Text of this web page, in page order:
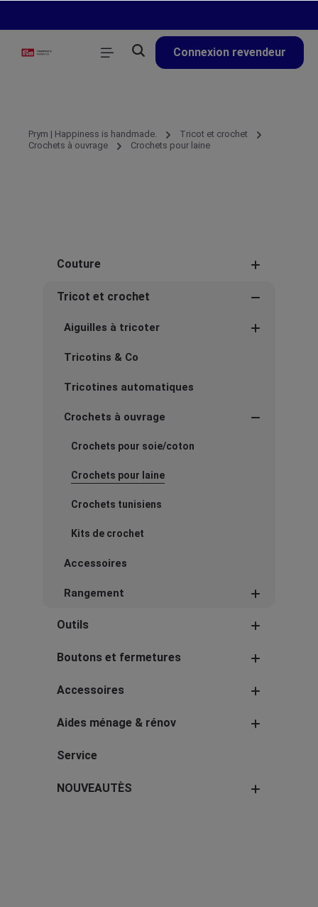
Connexion revendeur
Prym | Happiness is handmade.
Tricot et crochet
Crochets à ouvrage
Crochets pour laine
Couture
Tricot et crochet
Aiguilles à tricoter
Tricotins & Co
Tricotines automatiques
Crochets à ouvrage
Crochets pour soie/coton
Crochets pour laine
Crochets tunisiens
Kits de crochet
Accessoires
Rangement
Outils
Boutons et fermetures
Accessoires
Aides ménage & rénov
Service
NOUVEAUTÈS